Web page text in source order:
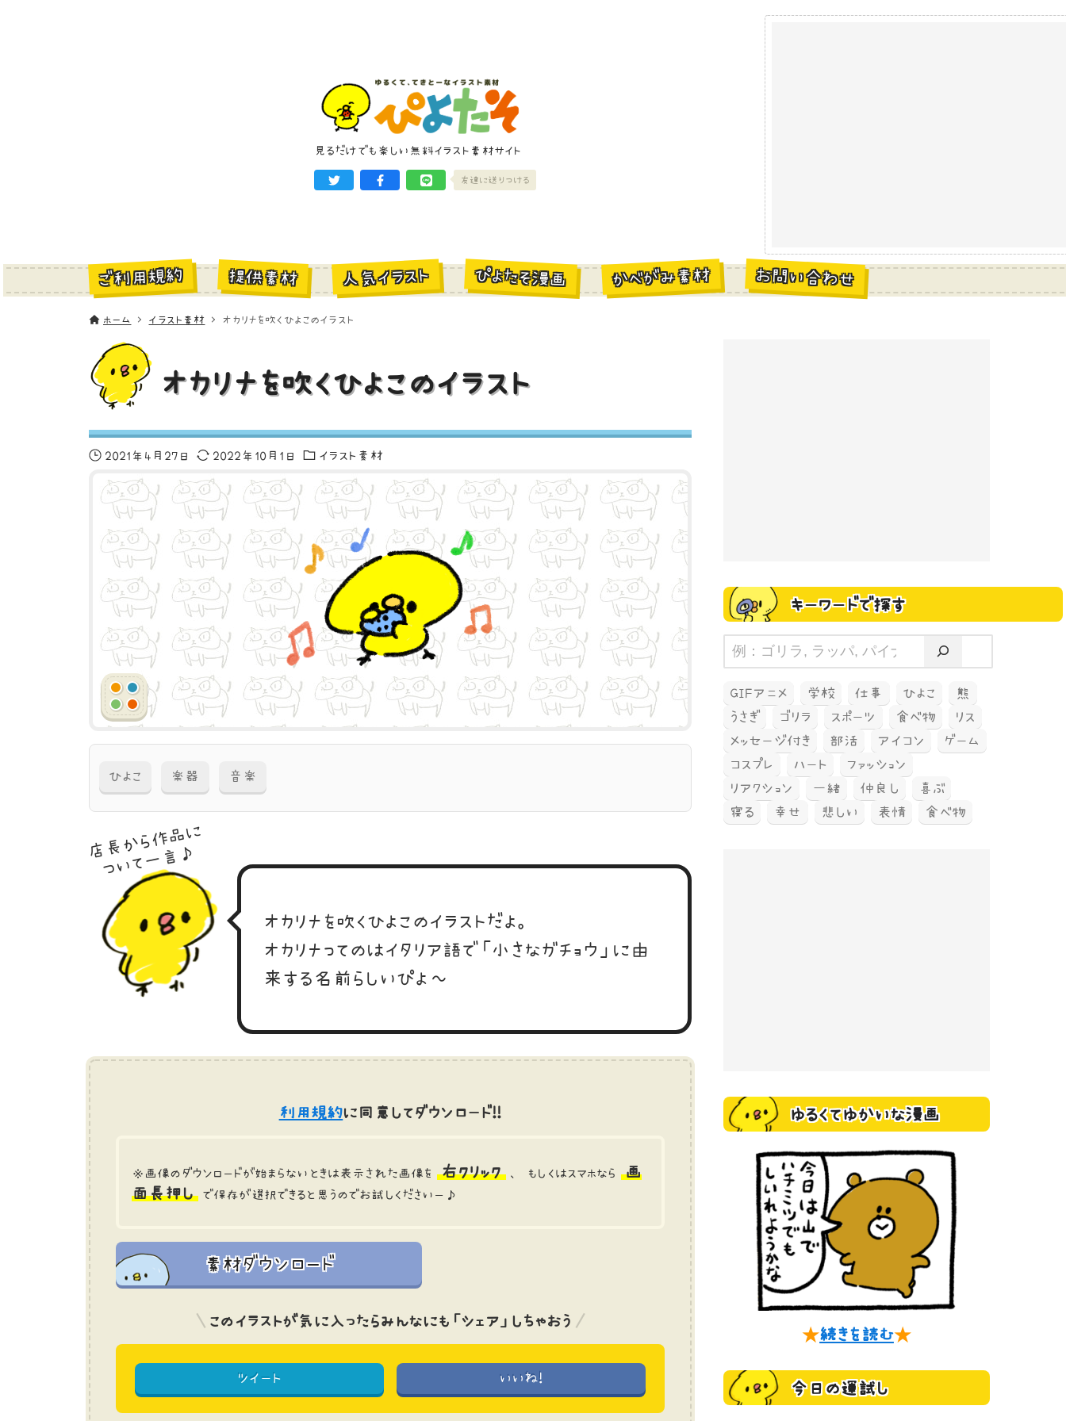
見るだけでも楽しい無料イラスト素材サイト
友達に送りつける
ご利用規約 提供素材 人気イラスト ぴよたそ漫画 かべがみ素材 お問い合わせ
ホーム イラスト素材 オカリナを吹くひよこのイラスト
オカリナを吹くひよこのイラスト
2021年4月27日 2022年10月1日 イラスト素材
ひよこ 楽器 音楽
店長から作品に
ついて一言♪
オカリナを吹くひよこのイラストだよ。
オカリナってのはイタリア語で「小さなガチョウ」に由
来する名前らしいぴよ～
利用規約に同意してダウンロード!!
※画像のダウンロードが始まらないときは表示された画像を 右クリック 、 もしくはスマホなら
画
面長押し
で保存が選択できると思うのでお試しくださいー♪
素材ダウンロード
このイラストが気に入ったらみんなにも「シェア」しちゃおう
ツイート いいね!
キーワードで探す
GIFアニメ 学校 仕事 ひよこ
熊
うさぎ
ゴリラ スポーツ 食べ物
リス
メッセージ付き
部活 アイコン
ゲーム
コスプレ
ハート
ファッション
リアクション
一緒 仲良し
喜ぶ
寝る
幸せ 悲しい 表情 食べ物
ゆるくてゆかいな漫画
★続きを読む★
今日の運試し